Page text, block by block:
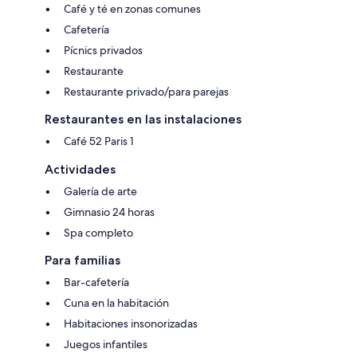
Café y té en zonas comunes
Cafetería
Pícnics privados
Restaurante
Restaurante privado/para parejas
Restaurantes en las instalaciones
Café 52 Paris 1
Actividades
Galería de arte
Gimnasio 24 horas
Spa completo
Para familias
Bar-cafetería
Cuna en la habitación
Habitaciones insonorizadas
Juegos infantiles